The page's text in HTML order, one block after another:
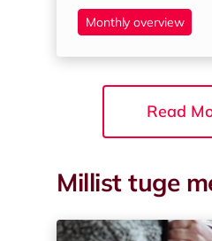
Monthly overview
Read
Millist tuge